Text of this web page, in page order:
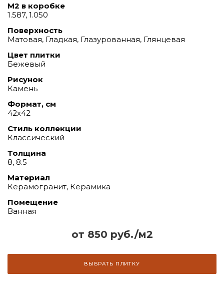
от 850 руб./м2
ВЫБРАТЬ ПЛИТКУ
М2 в коробке
1.587, 1.050
Поверхность
Матовая, Гладкая, Глазурованная, Глянцевая
Цвет плитки
Бежевый
Рисунок
Камень
Формат, см
42х42
Стиль коллекции
Классический
Толщина
8, 8.5
Материал
Керамогранит, Керамика
Помещение
Ванная